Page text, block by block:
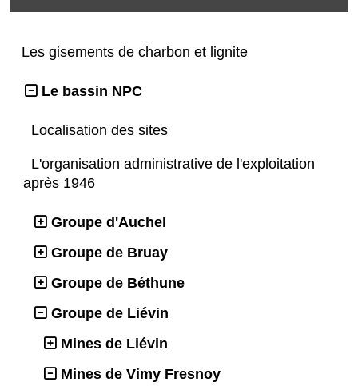
Les gisements de charbon et lignite
Le bassin NPC
Localisation des sites
L'organisation administrative de l'exploitation
après 1946
Groupe d'Auchel
Groupe de Bruay
Groupe de Béthune
Groupe de Liévin
Mines de Liévin
Mines de Vimy Fresnoy